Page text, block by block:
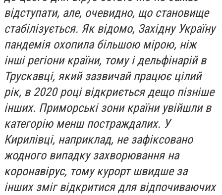
відступати, але, очевидно, що становище
стабілізується. Як відомо, Західну Україну
пандемія охопила більшою мірою, ніж
інші регіони країни, тому і дельфінарій в
Трускавці, який зазвичай працює цілий
рік, в 2020 році відкриється дещо пізніше
інших. Приморські зони країни увійшли в
категорію менш постраждалих. У
Кирилівці, наприклад, не зафіксовано
жодного випадку захворювання на
коронавірус, тому курорт швидше за
інших зміг відкритися для відпочиваючих